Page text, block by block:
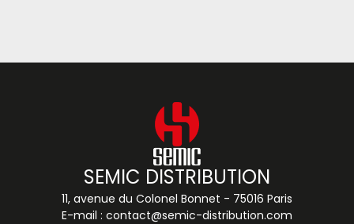
SEMIC DISTRIBUTION
11, avenue du Colonel Bonnet - 75016 Paris
E-mail : contact@semic-distribution.com